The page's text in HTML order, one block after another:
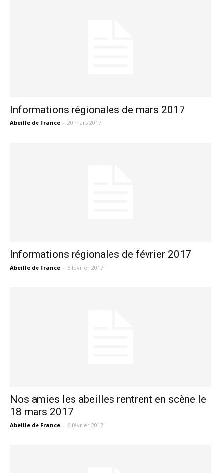
Informations régionales de mars 2017
Abeille de France - 20 mars 2017
Informations régionales de février 2017
Abeille de France - 6 février 2017
Nos amies les abeilles rentrent en scène le
18 mars 2017
Abeille de France - 6 février 2017